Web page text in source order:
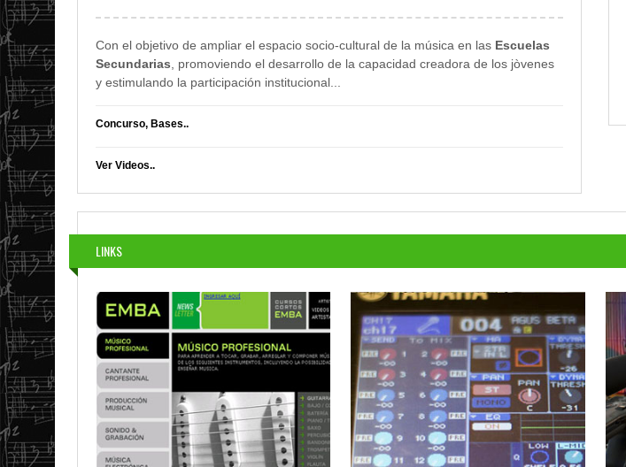
Con el objetivo de ampliar el espacio socio-cultural de la música en las Escuelas
Secundarias, promoviendo el desarrollo de la capacidad creadora de los jòvenes
y estimulando la participación institucional...
Concurso, Bases..
Ver Videos..
LINKS